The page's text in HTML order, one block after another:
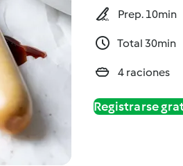
Prep. 10min
Total 30min
4 raciones
Registrarse